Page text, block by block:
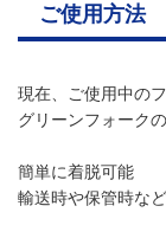
ご使用方法
現在、ご使用中の
グリーンフォーク
簡単に着脱可能
輸送時や保管時な